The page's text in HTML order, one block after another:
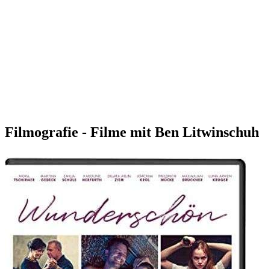
Filmografie - Filme mit Ben Litwinschuh